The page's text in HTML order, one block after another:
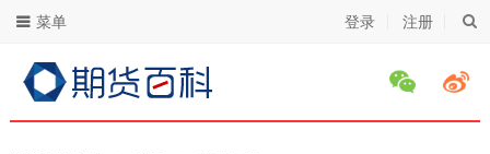
登录 注册
菜单